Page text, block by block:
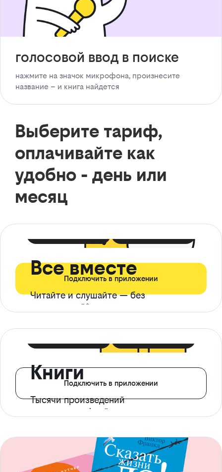
голосовой ввод в поиске
нажмите на значок микрофона, произнесите
название – и книга найдется
Выберите тариф,
оплачивайте как
удобно - день или
месяц
Все вместе
Читайте и слушайте — без
ограничений*
Подключить в приложении
Книги
Тысячи произведений
с доступом офлайн
Подключить в приложении